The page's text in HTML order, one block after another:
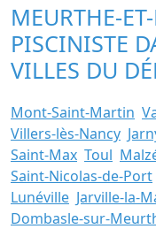
MEURTHE-
PISCINISTE
VILLES DU
Mont-Saint-Martin
Villers-lès-Nancy
Saint-Max Toul
Saint-Nicolas-de-Port
Lunéville Jarville-la-
Dombasle-sur-